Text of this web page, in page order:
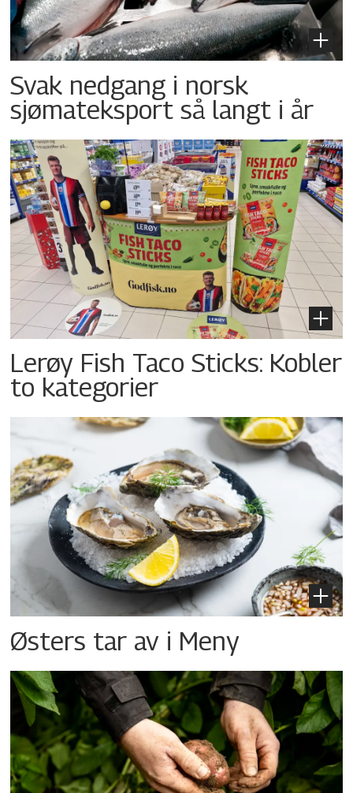
Svak nedgang i norsk
sjømateksport så langt i år
Lerøy Fish Taco Sticks: Kobler
to kategorier
Østers tar av i Meny